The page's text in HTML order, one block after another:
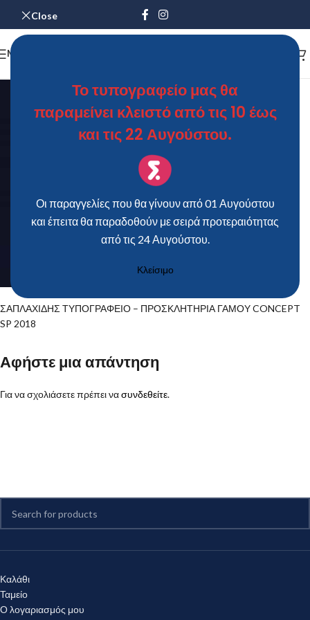
Close
Το τυπογραφείο μας θα
παραμείνει κλειστό από τις 10 έως
και τις 22 Αυγούστου.
Οι παραγγελίες που θα γίνουν από 01 Αυγούστου
και έπειτα θα παραδοθούν με σειρά προτεραιότητας
από τις 24 Αυγούστου.
Κλείσιμο
MENU
ΣΑΠΛΑΧΙΔΗΣ ΤΥΠΟΓΡΑΦΕΙΟ – ΠΡΟΣΚΛΗΤΗΡΙΑ ΓΑΜΟΥ CONCEPT
SP 2018
Αφήστε μια απάντηση
Για να σχολιάσετε πρέπει νασυνδεθείτε.
Καλάθι
Ταμείο
Ο λογαριασμός μου